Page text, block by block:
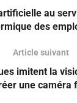
au
des
Article suivant
imitent la
une caméra